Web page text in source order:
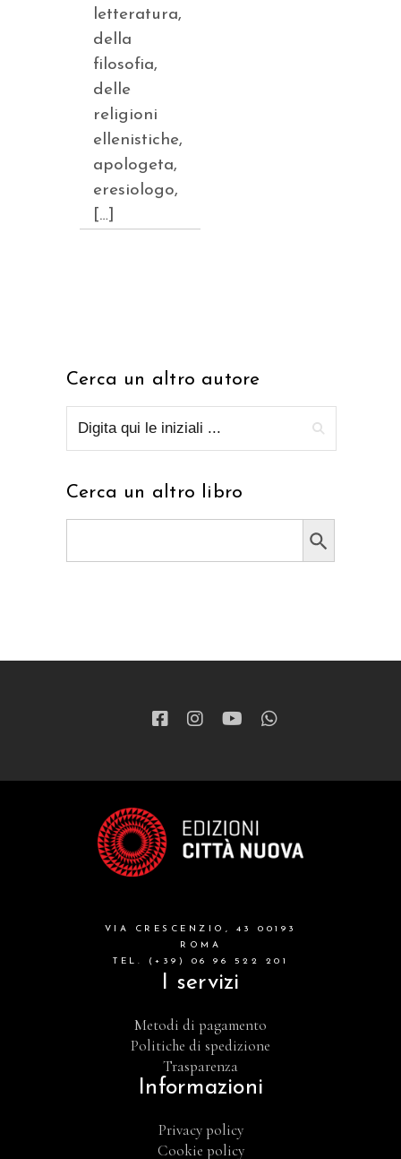
letteratura,
della
filosofia,
delle
religioni
ellenistiche,
apologeta,
eresiologo,
[…]
Cerca un altro autore
Cerca un altro libro
Search Button
VIA CRESCENZIO, 43 00193
ROMA
TEL. (+39) 06 96 522 201
I servizi
Metodi di pagamento
Politiche di spedizione
Trasparenza
Informazioni
Privacy policy
Cookie policy